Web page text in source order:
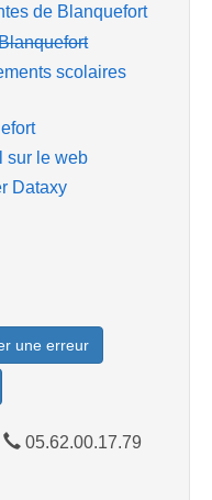
de Blanquefort
scolaires
sur le web
Dataxy
une erreur
05.62.00.17.79